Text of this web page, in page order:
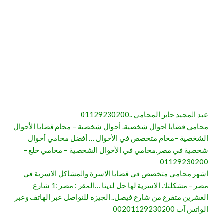
عبد المجيد جابر المحامي ..01129230200
محامي قضايا احوال شخصية. أحوال شخصية – محام قضايا الأحوال
الشخصية –محام متخصص في الأحوال … أفضل محامي أحوال
شخصية في مصر.محامي في الأحوال الشخصية – محامي خلع –
01129230200
اشهر محامي متخصص في قضايا الاسرة والمشاكل الاسرية في
مصر – مشكلتك الاسرية لها حل لدينا …المقر : مصر :1 شارع
العشرين متفرع من شارع فيصل.. الجيزه للتواصل عبر الهاتف وعبر
الواتس آب 00201129230200